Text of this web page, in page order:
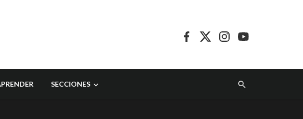
SECCIONES